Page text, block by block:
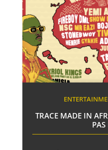
TRACE MADE IN
PAS